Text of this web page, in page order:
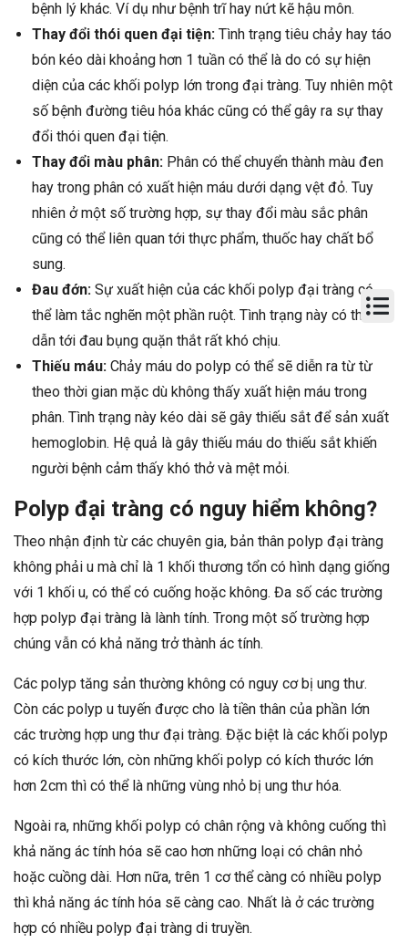
bệnh lý khác. Ví dụ như bệnh trĩ hay nứt kẽ hậu môn.
Thay đổi thói quen đại tiện: Tình trạng tiêu chảy hay táo
bón kéo dài khoảng hơn 1 tuần có thể là do có sự hiện
diện của các khối polyp lớn trong đại tràng. Tuy nhiên một
số bệnh đường tiêu hóa khác cũng có thể gây ra sự thay
đổi thói quen đại tiện.
Thay đổi màu phân: Phân có thể chuyển thành màu đen
hay trong phân có xuất hiện máu dưới dạng vệt đỏ. Tuy
nhiên ở một số trường hợp, sự thay đổi màu sắc phân
cũng có thể liên quan tới thực phẩm, thuốc hay chất bổ
sung.
Đau đớn: Sự xuất hiện của các khối polyp đại tràng có
thể làm tắc nghẽn một phần ruột. Tình trạng này có thể
dẫn tới đau bụng quặn thắt rất khó chịu.
Thiếu máu: Chảy máu do polyp có thể sẽ diễn ra từ từ
theo thời gian mặc dù không thấy xuất hiện máu trong
phân. Tình trạng này kéo dài sẽ gây thiếu sắt để sản xuất
hemoglobin. Hệ quả là gây thiếu máu do thiếu sắt khiến
người bệnh cảm thấy khó thở và mệt mỏi.
Polyp đại tràng có nguy hiểm không?
Theo nhận định từ các chuyên gia, bản thân polyp đại tràng
không phải u mà chỉ là 1 khối thương tổn có hình dạng giống
với 1 khối u, có thể có cuống hoặc không. Đa số các trường
hợp polyp đại tràng là lành tính. Trong một số trường hợp
chúng vẫn có khả năng trở thành ác tính.
Các polyp tăng sản thường không có nguy cơ bị ung thư.
Còn các polyp u tuyến được cho là tiền thân của phần lớn
các trường hợp ung thư đại tràng. Đặc biệt là các khối polyp
có kích thước lớn, còn những khối polyp có kích thước lớn
hơn 2cm thì có thể là những vùng nhỏ bị ung thư hóa.
Ngoài ra, những khối polyp có chân rộng và không cuống thì
khả năng ác tính hóa sẽ cao hơn những loại có chân nhỏ
hoặc cuồng dài. Hơn nữa, trên 1 cơ thể càng có nhiều polyp
thì khả năng ác tính hóa sẽ càng cao. Nhất là ở các trường
hợp có nhiều polyp đại tràng di truyền.